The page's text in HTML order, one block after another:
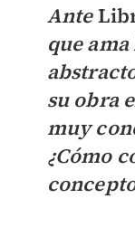
Ante
que
su obra
muy
¿Cómo